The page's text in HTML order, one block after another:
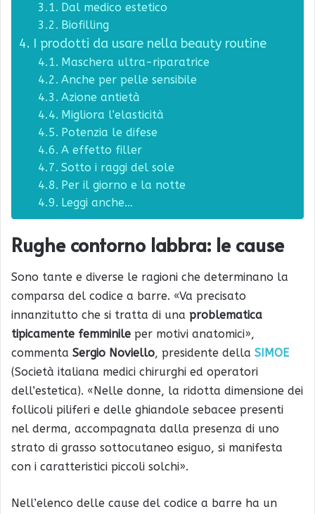
Dal medico estetico
Biofilling
I prodotti da usare nella beauty routine
Maschera ultra-riparatrice
Anche per pelle sensibile
Azione antietà
Migliora l’elasticità
Potenzia le difese
A effetto filler
Sotto i raggi del sole
Per il giorno e la notte
Leggi anche…
Rughe contorno labbra: le cause
Sono tante e diverse le ragioni che determinano la
comparsa del codice a barre. «Va precisato
innanzitutto che si tratta di una problematica
tipicamente femminile per motivi anatomici»,
commenta Sergio Noviello, presidente della SIMOE
(Società italiana medici chirurghi ed operatori
dell’estetica). «Nelle donne, la ridotta dimensione dei
follicoli piliferi e delle ghiandole sebacee presenti
nel derma, accompagnata dalla presenza di uno
strato di grasso sottocutaneo esiguo, si manifesta
con i caratteristici piccoli solchi».
Nell’elenco delle cause del codice a barre ha un